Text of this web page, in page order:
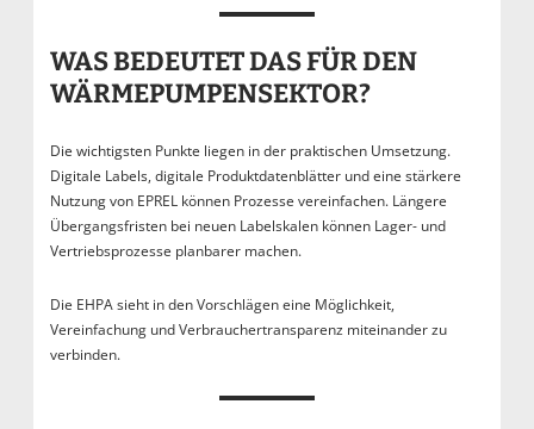
WAS BEDEUTET DAS FÜR DEN
WÄRMEPUMPENSEKTOR?
Die wichtigsten Punkte liegen in der praktischen Umsetzung.
Digitale Labels, digitale Produktdatenblätter und eine stärkere
Nutzung von EPREL können Prozesse vereinfachen. Längere
Übergangsfristen bei neuen Labelskalen können Lager- und
Vertriebsprozesse planbarer machen.
Die EHPA sieht in den Vorschlägen eine Möglichkeit,
Vereinfachung und Verbrauchertransparenz miteinander zu
verbinden.